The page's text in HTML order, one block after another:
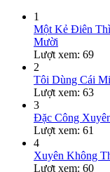
1
Một Kẻ Điên
Mười
Lượt xem: 69
2
Tôi Dùng Cái
Lượt xem: 63
3
Đặc Công
Lượt xem: 61
4
Xuyên Không
Lượt xem: 60